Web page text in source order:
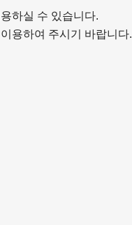
하실 수 있습니다.
용하여 주시기 바랍니다.